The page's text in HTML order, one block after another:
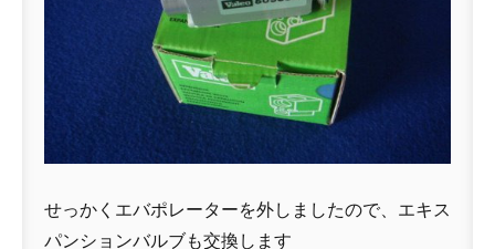
せっかくエバポレーターを外しましたので、エキス
パンションバルブも交換します